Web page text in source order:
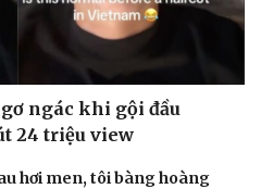
ngác khi gội đầu
24 triệu view
hơi men, tôi bàng hoàng